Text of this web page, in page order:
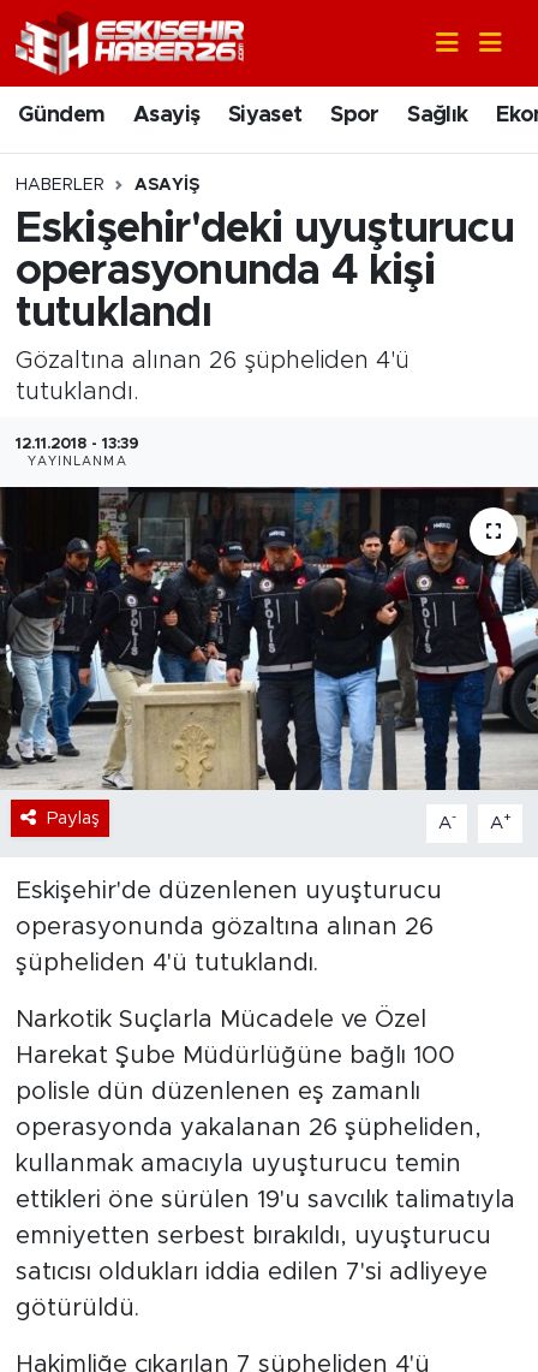
Gündem Asayiş Siyaset Spor Sağlık
HABERLER ASAYIŞ
Eskişehir'deki uyuşturucu
operasyonunda 4 kişi
tutuklandı
Gözaltına alınan 26 şüpheliden 4'ü
tutuklandı.
12.11.2018 - 13:39
YAYINLANMA
Paylaş A- A+
Eskişehir'de düzenlenen uyuşturucu
operasyonunda gözaltına alınan 26
şüpheliden 4'ü tutuklandı.
Narkotik Suçlarla Mücadele ve Özel
Harekat Şube Müdürlüğüne bağlı 100
polisle dün düzenlenen eş zamanlı
operasyonda yakalanan 26 şüpheliden,
kullanmak amacıyla uyuşturucu temin
ettikleri öne sürülen 19'u savcılık talimatıyla
emniyetten serbest bırakıldı, uyuşturucu
satıcısı oldukları iddia edilen 7'si adliyeye
götürüldü.
Hakimliğe çıkarılan 7 şüpheliden 4'ü
Gündem
Asayiş
Siyaset
Spor
Ekonomi
Eğitim
Sanat
Bölge
Teknoloji
Magazin
Dünya
Sektör
Nöbetçi Eczaneler
Hava Durumu
Trafik Durumu
Süper Lig Puan Durumu ve Fikstür
Son Dakika Haberleri
Haber Arşivi